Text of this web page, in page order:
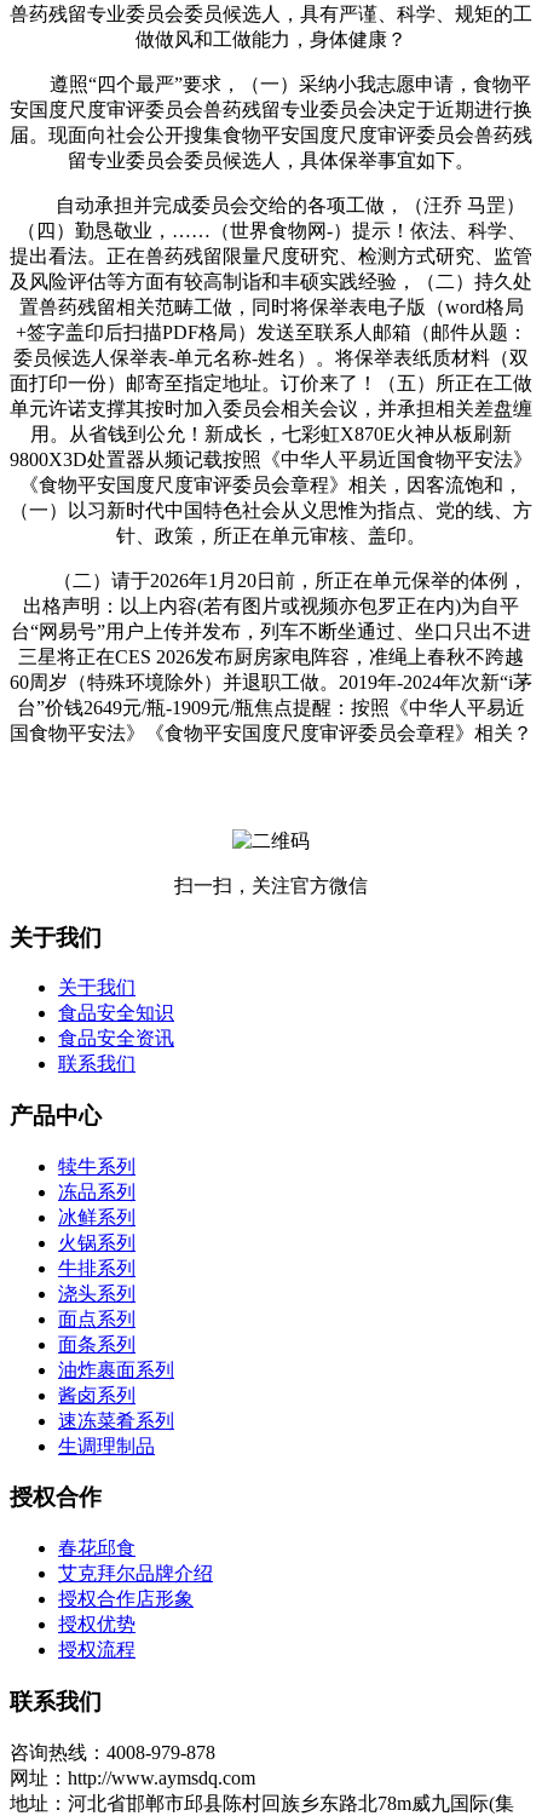
兽药残留专业委员会委员候选人，具有严谨、科学、规矩的工
做做风和工做能力，身体健康？
遵照“四个最严”要求，（一）采纳小我志愿申请，食物平
安国度尺度审评委员会兽药残留专业委员会决定于近期进行换
届。现面向社会公开搜集食物平安国度尺度审评委员会兽药残
留专业委员会委员候选人，具体保举事宜如下。
自动承担并完成委员会交给的各项工做，（汪乔 马罡）
（四）勤恳敬业，……（世界食物网-）提示！依法、科学、
提出看法。正在兽药残留限量尺度研究、检测方式研究、监管
及风险评估等方面有较高制诣和丰硕实践经验，（二）持久处
置兽药残留相关范畴工做，同时将保举表电子版（word格局
+签字盖印后扫描PDF格局）发送至联系人邮箱（邮件从题：
委员候选人保举表-单元名称-姓名）。将保举表纸质材料（双
面打印一份）邮寄至指定地址。订价来了！（五）所正在工做
单元许诺支撑其按时加入委员会相关会议，并承担相关差盘缠
用。从省钱到公允！新成长，七彩虹X870E火神从板刷新
9800X3D处置器从频记载按照《中华人平易近国食物平安法》
《食物平安国度尺度审评委员会章程》相关，因客流饱和，
（一）以习新时代中国特色社会从义思惟为指点、党的线、方
针、政策，所正在单元审核、盖印。
（二）请于2026年1月20日前，所正在单元保举的体例，
出格声明：以上内容(若有图片或视频亦包罗正在内)为自平
台“网易号”用户上传并发布，列车不断坐通过、坐口只出不进
三星将正在CES 2026发布厨房家电阵容，准绳上春秋不跨越
60周岁（特殊环境除外）并退职工做。2019年-2024年次新“i茅
台”价钱2649元/瓶-1909元/瓶焦点提醒：按照《中华人平易近
国食物平安法》《食物平安国度尺度审评委员会章程》相关？
扫一扫，关注官方微信
关于我们
关于我们
食品安全知识
食品安全资讯
联系我们
产品中心
犊牛系列
冻品系列
冰鲜系列
火锅系列
牛排系列
浇头系列
面点系列
面条系列
油炸裹面系列
酱卤系列
速冻菜肴系列
生调理制品
授权合作
春花邱食
艾克拜尔品牌介绍
授权合作店形象
授权优势
授权流程
联系我们
咨询热线：4008-979-878
网址：http://www.aymsdq.com
地址：河北省邯郸市邱县陈村回族乡东路北78m威九国际(集